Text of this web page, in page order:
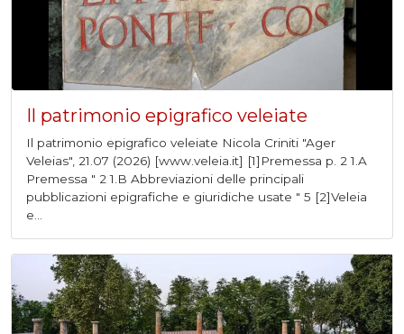
Il patrimonio epigrafico veleiate
Il patrimonio epigrafico veleiate Nicola Criniti "Ager
Veleias", 21.07 (2026) [www.veleia.it] [1]Premessa p. 2 1.A
Premessa " 2 1.B Abbreviazioni delle principali
pubblicazioni epigrafiche e giuridiche usate " 5 [2]Veleia
e...